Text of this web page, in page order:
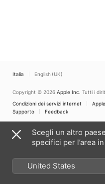
Italia English (UK)
Copyright © 2026 Apple Inc. Tutti i
Condizioni dei servizi internet
Supporto
Feedback
Scegli un altro
specifici per l’area
United States